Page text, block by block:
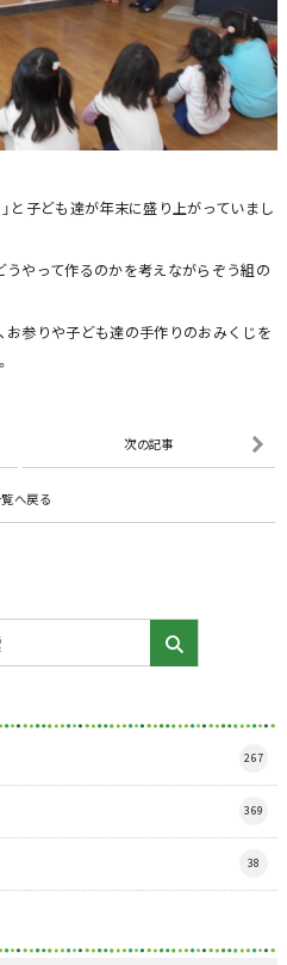
と子ども達が年末に盛り上がっていまし
うやって作るのかを考えながらぞう組の
お参りや子ども達の手作りのおみくじを
次の記事
へ戻る
267
369
38